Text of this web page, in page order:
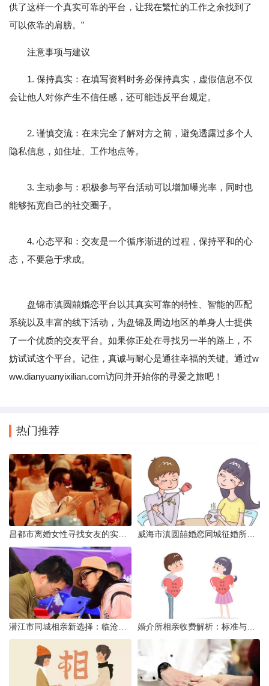
供了这样一个真实可靠的平台，让我在繁忙的工作之余找到了
可以依靠的肩膀。”
注意事项与建议
1. 保持真实：在填写资料时务必保持真实，虚假信息不仅
会让他人对你产生不信任感，还可能违反平台规定。
2. 谨慎交流：在未完全了解对方之前，避免透露过多个人
隐私信息，如住址、工作地点等。
3. 主动参与：积极参与平台活动可以增加曝光率，同时也
能够拓宽自己的社交圈子。
4. 心态平和：交友是一个循序渐进的过程，保持平和的心
态，不要急于求成。
盘锦市滇圆囍婚恋平台以其真实可靠的特性、智能的匹配
系统以及丰富的线下活动，为盘锦及周边地区的单身人士提供
了一个优质的交友平台。如果你正处在寻找另一半的路上，不
妨试试这个平台。记住，真诚与耐心是通往幸福的关键。通过w
ww.dianyuanyixilian.com访问并开始你的寻爱之旅吧！
热门推荐